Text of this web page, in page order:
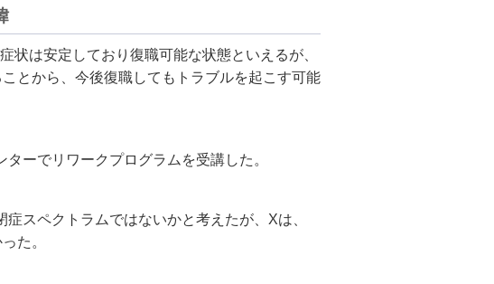
状は安定しており復職可能な状態といえるが、
とから、今後復職してもトラブルを起こす可能
ーでリワークプログラムを受講した。
スペクトラムではないかと考えたが、Xは、
た。